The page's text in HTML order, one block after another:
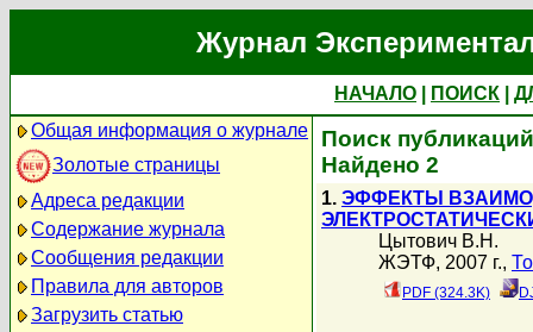
Журнал
НАЧАЛО ПОИСК
Общая информация о журнале
Золотые страницы
Адреса редакции
Содержание журнала
Сообщения редакции
Правила для авторов
Загрузить статью
Поиск
Найдено 2
1. ЭФФЕКТЫ
Цытович В.Н.
ЖЭТФ, 2007 г.,
PDF (324.3K)